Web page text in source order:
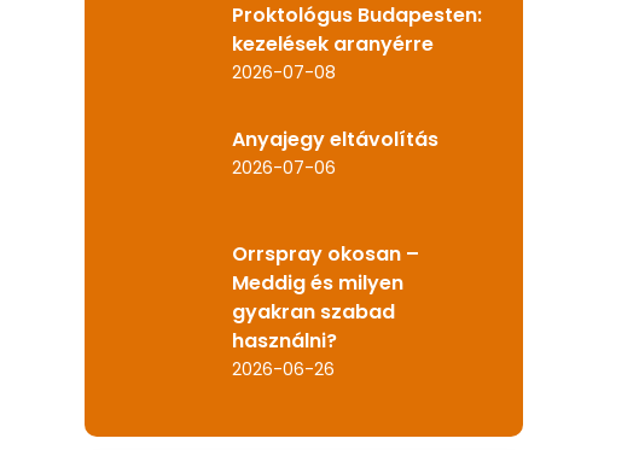
Proktológus Budapesten:
kezelések aranyérre
2026-07-08
Anyajegy eltávolítás
2026-07-06
Orrspray okosan –
Meddig és milyen
gyakran szabad
használni?
2026-06-26